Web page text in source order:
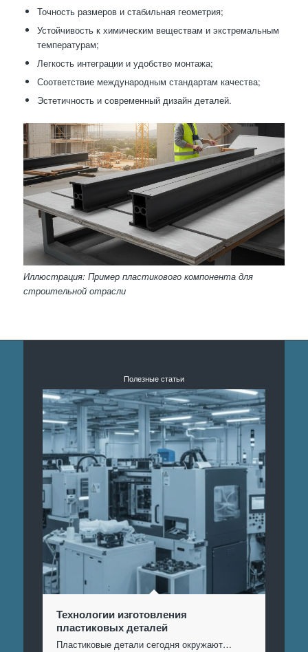
Точность размеров и стабильная геометрия;
Устойчивость к химическим веществам и экстремальным
температурам;
Легкость интеграции и удобство монтажа;
Соответствие международным стандартам качества;
Эстетичность и современный дизайн деталей.
Иллюстрация: Пример пластикового компонента для
строительной отрасли
Полезные статьи
Технологии изготовления
пластиковых деталей
Пластиковые детали сегодня окружают…